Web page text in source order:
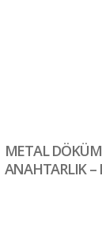
METAL DÖKÜM
ANAHTARLIK –